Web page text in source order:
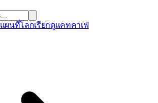
แผนที่โลกเรียกดูแคทคาเฟ่